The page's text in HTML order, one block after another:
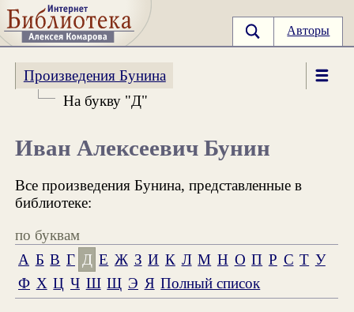
Авторы
Произведения Бунина
На букву "Д"
Иван Алексеевич Бунин
Все произведения Бунина, представленные в
библиотеке:
по буквам
А Б В Г Д Е Ж З И К Л М Н О П Р С Т У
Ф Х Ц Ч Ш Щ Э Я Полный список